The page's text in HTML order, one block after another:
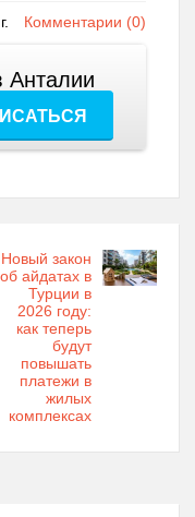
Комментарии (0)
Анталии
Новый закон
об айдатах в
Турции в
2026 году:
как теперь
будут
повышать
платежи в
жилых
комплексах